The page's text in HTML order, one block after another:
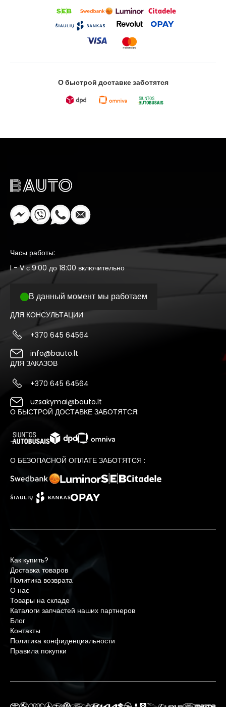
О быстрой доставке заботятся
Часы работы:
I - V с 9:00 до 18:00 включительно
В данный момент мы работаем
ДЛЯ КОНСУЛЬТАЦИИ
+370 645 64564
info@bauto.lt
ДЛЯ ЗАКАЗОВ
+370 645 64564
uzsakymai@bauto.lt
О БЫСТРОЙ ДОСТАВКЕ ЗАБОТЯТСЯ:
О БЕЗОПАСНОЙ ОПЛАТЕ ЗАБОТЯТСЯ :
Как купить?
Доставка товаров
Политика возврата
О нас
Товары на складе
Каталоги запчастей наших партнеров
Блог
Контакты
Политика конфиденциальности
Правила покупки